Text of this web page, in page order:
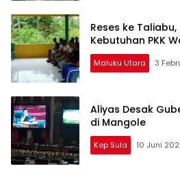
Reses ke
Kebutuhan PKK
Maluku Utara 3
Aliyas Desak
di Mangole
Kep Sula 10 Juni